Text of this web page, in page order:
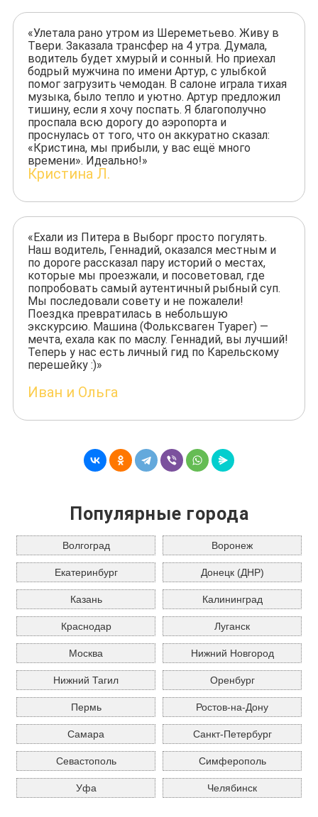
«Улетала рано утром из Шереметьево. Живу в
Твери. Заказала трансфер на 4 утра. Думала,
водитель будет хмурый и сонный. Но приехал
бодрый мужчина по имени Артур, с улыбкой
помог загрузить чемодан. В салоне играла тихая
музыка, было тепло и уютно. Артур предложил
тишину, если я хочу поспать. Я благополучно
проспала всю дорогу до аэропорта и
проснулась от того, что он аккуратно сказал:
«Кристина, мы прибыли, у вас ещё много
времени». Идеально!»
Кристина Л.
«Ехали из Питера в Выборг просто погулять.
Наш водитель, Геннадий, оказался местным и
по дороге рассказал пару историй о местах,
которые мы проезжали, и посоветовал, где
попробовать самый аутентичный рыбный суп.
Мы последовали совету и не пожалели!
Поездка превратилась в небольшую
экскурсию. Машина (Фольксваген Туарег) —
мечта, ехала как по маслу. Геннадий, вы лучший!
Теперь у нас есть личный гид по Карельскому
перешейку :)»
Иван и Ольга
Популярные города
Волгоград Воронеж
Екатеринбург Донецк (ДНР)
Казань Калининград
Краснодар Луганск
Москва Нижний Новгород
Нижний Тагил Оренбург
Пермь Ростов-на-Дону
Самара Санкт-Петербург
Севастополь Симферополь
Уфа Челябинск